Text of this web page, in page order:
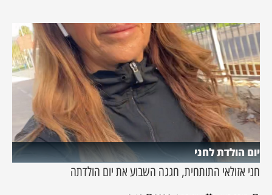
יום הולדת לחני
חני אזולאי התותחית, חגגה השבוע את יום הולדתה